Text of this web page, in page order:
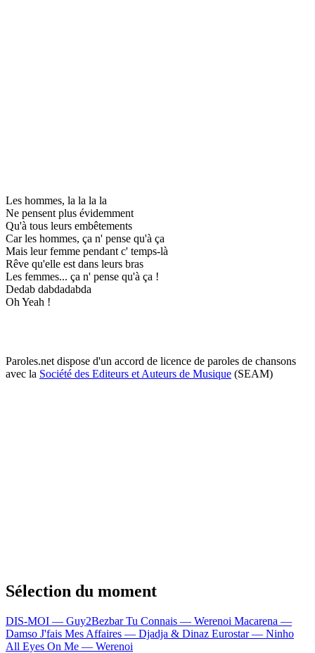
Les hommes, la la la la
Ne pensent plus évidemment
Qu'à tous leurs embêtements
Car les hommes, ça n' pense qu'à ça
Mais leur femme pendant c' temps-là
Rêve qu'elle est dans leurs bras
Les femmes... ça n' pense qu'à ça !
Dedab dabdadabda
Oh Yeah !
Paroles.net dispose d'un accord de licence de paroles de chansons
avec la Société des Editeurs et Auteurs de Musique (SEAM)
Sélection du moment
DIS-MOI — Guy2BezbarTu Connais — Werenoi Macarena —
Damso J'fais Mes Affaires — Djadja & Dinaz Eurostar — Ninho
All Eyes On Me — Werenoi